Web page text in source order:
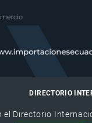
DIRECTORIO
el Directorio